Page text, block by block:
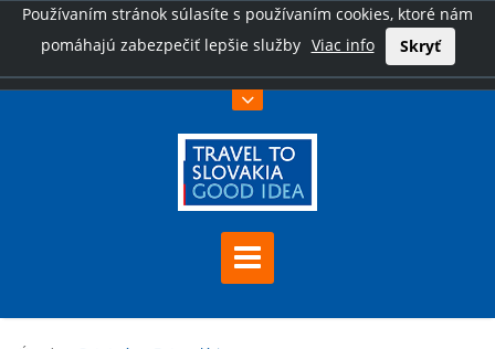
Používaním stránok súlasíte s používaním cookies, ktoré nám
pomáhajú zabezpečiť lepšie služby Viac info Skryť